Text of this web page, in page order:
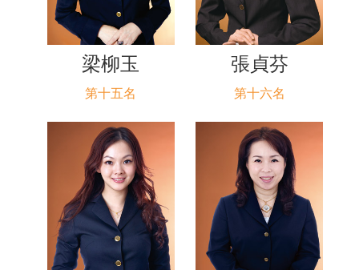
梁柳玉
第十五名
張貞芬
第十六名